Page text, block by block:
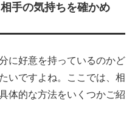
手の気持ちを確かめ
に好意を持っているのかど
いですよね。ここでは、相
体的な方法をいくつかご紹